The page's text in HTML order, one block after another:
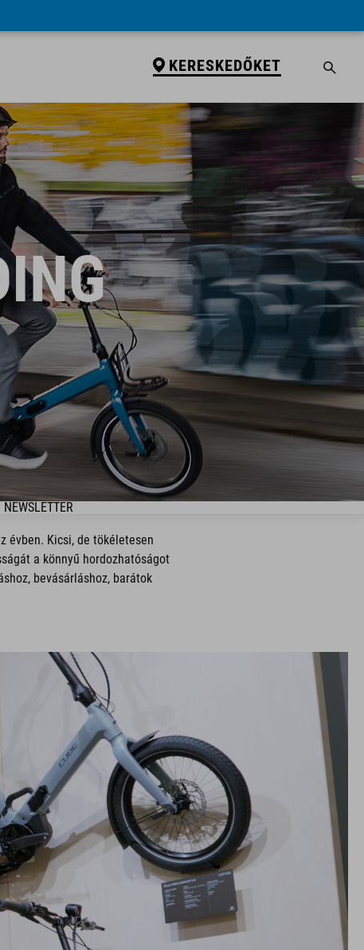
KERESKEDŐKET
NEWSLETTER
évben. Kicsi, de tökéletesen
a könnyű hordozhatóságot
bevásárláshoz, barátok